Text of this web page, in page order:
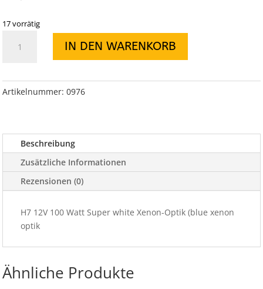
17 vorrätig
Super
Optik
(blue
xenon
optik
Menge
IN DEN WARENKORB
Artikelnummer: 0976
Beschreibung
Zusätzliche Informationen
Rezensionen (0)
H7 12V 100 Watt Super white Xenon-Optik (blue xenon
optik
Ähnliche Produkte